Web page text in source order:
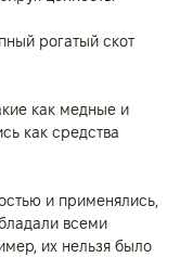
рогатый скот
как медные и
как средства
и применялись,
всеми
их нельзя было